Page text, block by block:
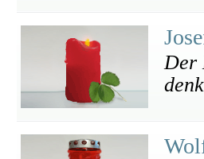
Der